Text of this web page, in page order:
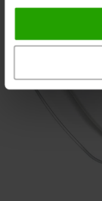
gesammelt haben.